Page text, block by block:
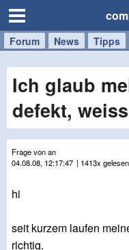
Forum News Tipps
Handy
Tablet
Windows
Mac
Ich glaub
defekt,
Frage von an
04.08.08, 12:17:47 | 1413x gelesen
hi
seit kurzem laufen
richtig.